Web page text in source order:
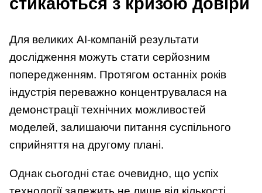
Для великих AI-компаній результати
дослідження можуть стати серйозним
попередженням. Протягом останніх років
індустрія переважно концентрувалася на
демонстрації технічних можливостей
моделей, залишаючи питання суспільного
сприйняття на другому плані.
Однак сьогодні стає очевидно, що успіх